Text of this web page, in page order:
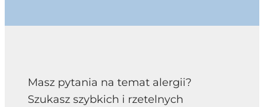
Masz pytania na temat alergii?
Szukasz szybkich i rzetelnych